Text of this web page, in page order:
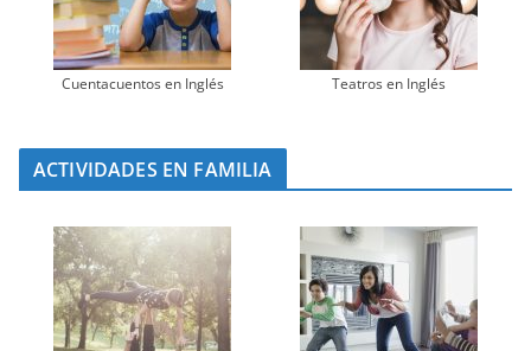
Cuentacuentos en Inglés Teatros en Inglés
ACTIVIDADES EN FAMILIA